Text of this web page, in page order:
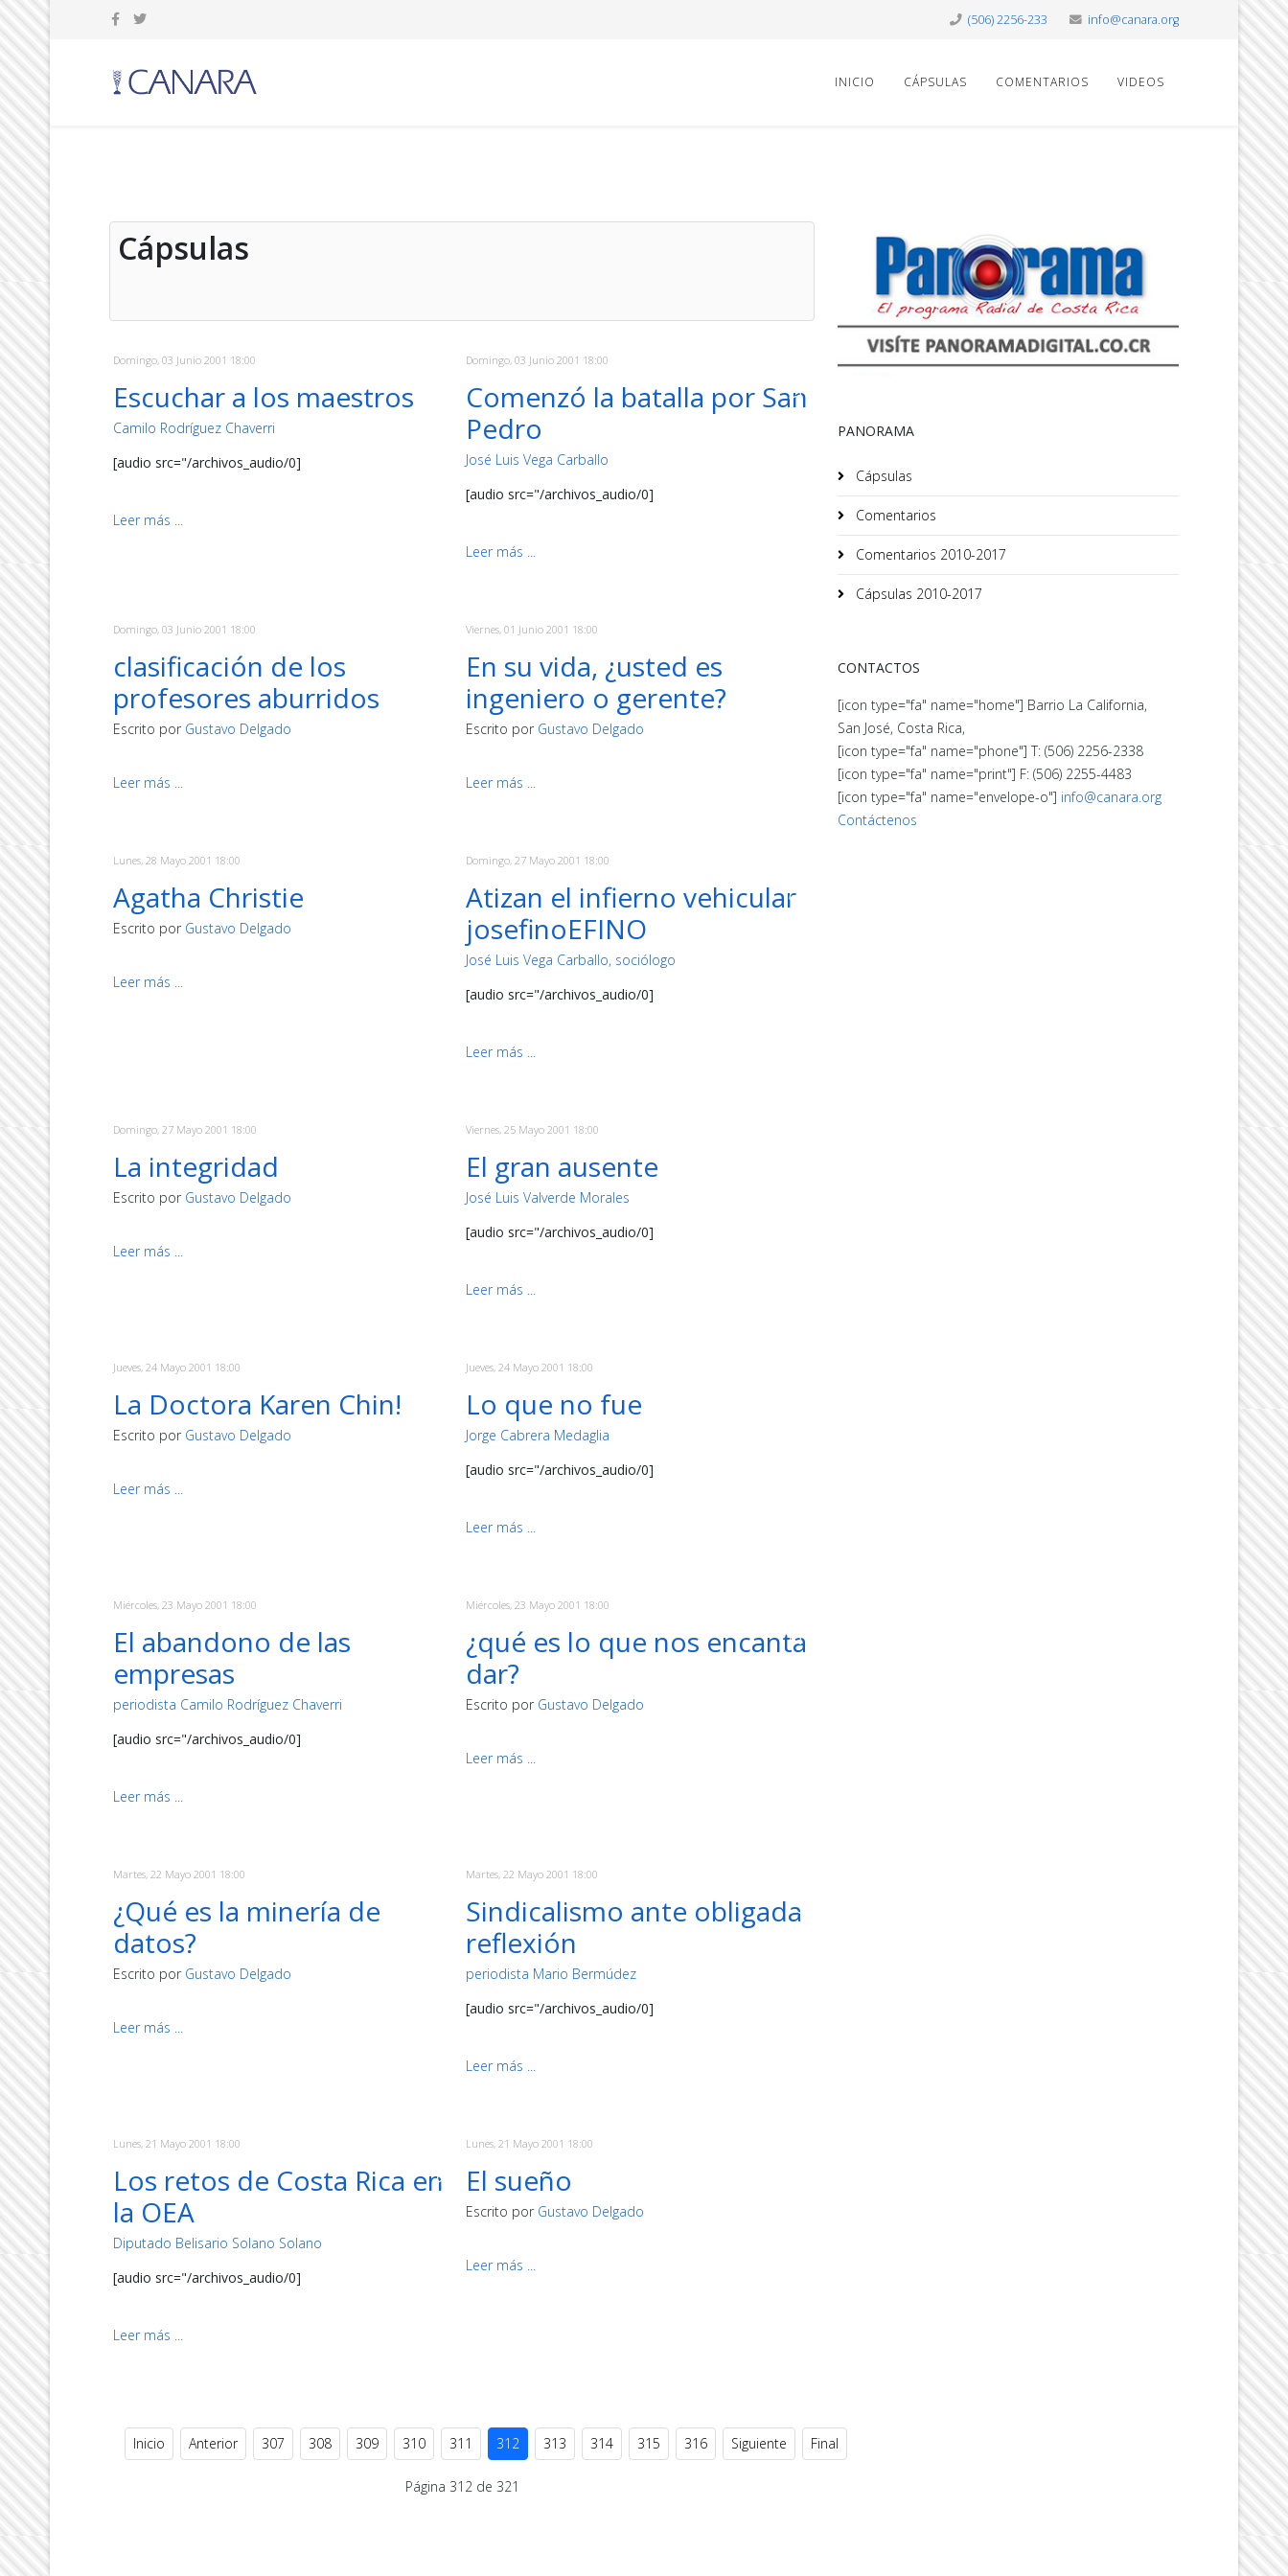
(506) 2256-233 info@canara.org
INICIO CÁPSULAS COMENTARIOS VIDEOS
Cápsulas
Domingo, 03 Junio 2001 18:00
Escuchar a los maestros
Camilo Rodríguez Chaverri
[audio src="/archivos_audio/0]
Leer más ...
Domingo, 03 Junio 2001 18:00
Comenzó la batalla por San
Pedro
José Luis Vega Carballo
[audio src="/archivos_audio/0]
Leer más ...
Domingo, 03 Junio 2001 18:00
clasificación de los
profesores aburridos
Escrito por Gustavo Delgado
Leer más ...
Viernes, 01 Junio 2001 18:00
En su vida, ¿usted es
ingeniero o gerente?
Escrito por Gustavo Delgado
Leer más ...
Lunes, 28 Mayo 2001 18:00
Agatha Christie
Escrito por Gustavo Delgado
Leer más ...
Domingo, 27 Mayo 2001 18:00
Atizan el infierno vehicular
josefinoEFINO
José Luis Vega Carballo, sociólogo
[audio src="/archivos_audio/0]
Leer más ...
Domingo, 27 Mayo 2001 18:00
La integridad
Escrito por Gustavo Delgado
Leer más ...
Viernes, 25 Mayo 2001 18:00
El gran ausente
José Luis Valverde Morales
[audio src="/archivos_audio/0]
Leer más ...
Jueves, 24 Mayo 2001 18:00
La Doctora Karen Chin!
Escrito por Gustavo Delgado
Leer más ...
Jueves, 24 Mayo 2001 18:00
Lo que no fue
Jorge Cabrera Medaglia
[audio src="/archivos_audio/0]
Leer más ...
Miércoles, 23 Mayo 2001 18:00
El abandono de las
empresas
periodista Camilo Rodríguez Chaverri
[audio src="/archivos_audio/0]
Leer más ...
Miércoles, 23 Mayo 2001 18:00
¿qué es lo que nos encanta
dar?
Escrito por Gustavo Delgado
Leer más ...
Martes, 22 Mayo 2001 18:00
¿Qué es la minería de
datos?
Escrito por Gustavo Delgado
Leer más ...
Martes, 22 Mayo 2001 18:00
Sindicalismo ante obligada
reflexión
periodista Mario Bermúdez
[audio src="/archivos_audio/0]
Leer más ...
Lunes, 21 Mayo 2001 18:00
Los retos de Costa Rica en
la OEA
Diputado Belisario Solano Solano
[audio src="/archivos_audio/0]
Leer más ...
Lunes, 21 Mayo 2001 18:00
El sueño
Escrito por Gustavo Delgado
Leer más ...
Inicio Anterior 307 308 309 310 311 312 313 314 315 316 Siguiente Final
Página 312 de 321
PANORAMA
Cápsulas
Comentarios
Comentarios 2010-2017
Cápsulas 2010-2017
CONTACTOS
[icon type="fa" name="home"] Barrio La California,
San José, Costa Rica,
[icon type="fa" name="phone"] T: (506) 2256-2338
[icon type="fa" name="print"] F: (506) 2255-4483
[icon type="fa" name="envelope-o"] info@canara.org
Contáctenos